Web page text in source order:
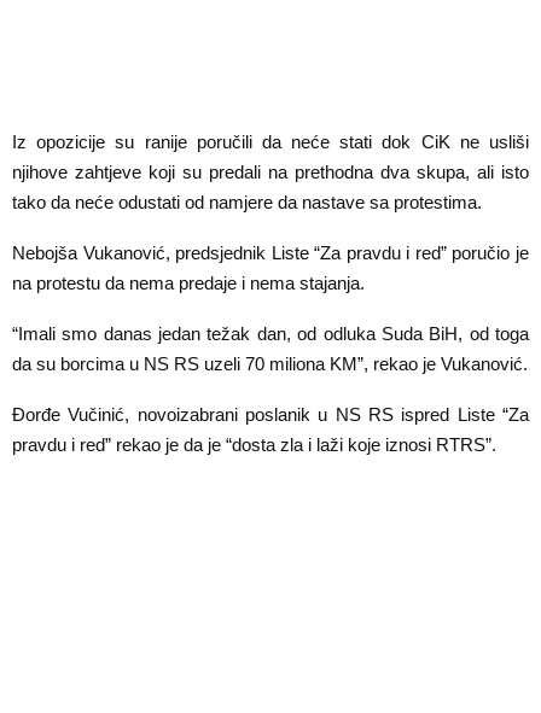
Iz opozicije su ranije poručili da neće stati dok CiK ne usliši
njihove zahtjeve koji su predali na prethodna dva skupa, ali isto
tako da neće odustati od namjere da nastave sa protestima.
Nebojša Vukanović, predsjednik Liste “Za pravdu i red” poručio je
na protestu da nema predaje i nema stajanja.
“Imali smo danas jedan težak dan, od odluka Suda BiH, od toga
da su borcima u NS RS uzeli 70 miliona KM”, rekao je Vukanović.
Đorđe Vučinić, novoizabrani poslanik u NS RS ispred Liste “Za
pravdu i red” rekao je da je “dosta zla i laži koje iznosi RTRS”.